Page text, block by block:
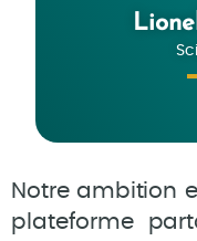
Notre ambition
plateforme